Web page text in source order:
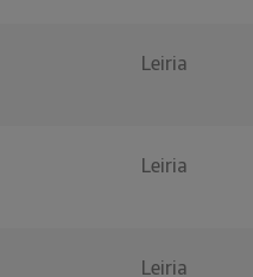
Leiria
Leiria
Leiria